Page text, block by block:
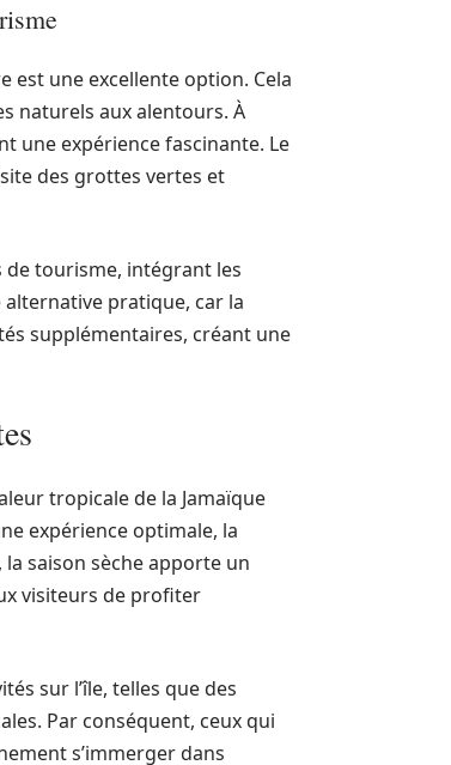
est une excellente option. Cela
naturels aux alentours. À
une expérience fascinante. Le
des grottes vertes et
de tourisme, intégrant les
pratique, car la
supplémentaires, créant une
tropicale de la Jamaïque
expérience optimale, la
saison sèche apporte un
visiteurs de profiter
sur l’île, telles que des
Par conséquent, ceux qui
s’immerger dans